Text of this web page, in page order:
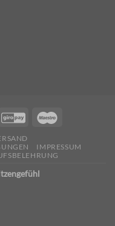
IMPRESSUM